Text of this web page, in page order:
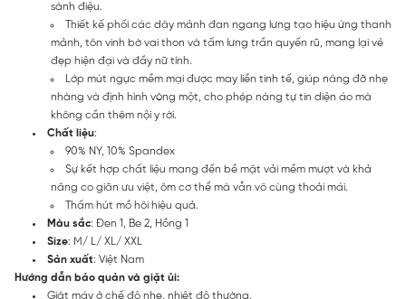
sành điệu.
Thiết kế phối các dây mảnh đan ngang lưng tạo hiệu ứng thanh
mảnh, tôn vinh bờ vai thon và tấm lưng trần quyến rũ, mang lại vẻ
đẹp hiện đại và đầy nữ tính.
Lớp mút ngực mềm mại được may liền tinh tế, giúp nâng đỡ nhẹ
nhàng và định hình vòng một, cho phép nàng tự tin diện áo mà
không cần thêm nội y rời.
Chất liệu:
90% NY, 10% Spandex
Sự kết hợp chất liệu mang đến bề mặt vải mềm mượt và khả
năng co giãn ưu việt, ôm cơ thể mà vẫn vô cùng thoải mái.
Thấm hút mồ hôi hiệu quả.
Màu sắc: Đen 1, Be 2, Hồng 1
Size: M/ L/ XL/ XXL
Sản xuất: Việt Nam
Hướng dẫn bảo quản và giặt ủi:
Giặt máy ở chế độ nhẹ, nhiệt độ thường.